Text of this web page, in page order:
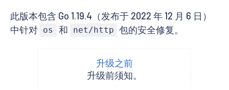
此版本包含 Go 1.19.4（发布于 2022 年 12 月 6 日）
中针对 os 和 net/http 包的安全修复。
升级之前
升级前须知。